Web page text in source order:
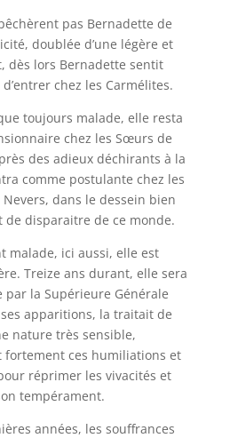
pas Bernadette de
doublée d’une légère et
dès lors Bernadette sentit
chez les Carmélites.
toujours malade, elle resta
chez les Sœurs de
des adieux déchirants à la
comme postulante chez les
dans le dessein bien
de disparaitre de ce monde.
malade, ici aussi, elle est
Treize ans durant, elle sera
la Supérieure Générale
apparitions, la traitait de
nature très sensible,
fortement ces humiliations et
réprimer les vivacités et
tempérament.
années, les souffrances